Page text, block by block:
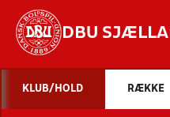
DBU
KLUB/HOLD RÆKKE